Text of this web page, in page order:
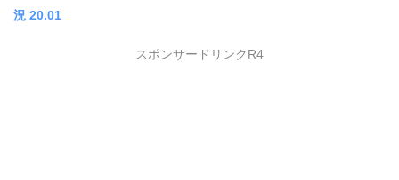
況 20.01
スポンサードリンクR4